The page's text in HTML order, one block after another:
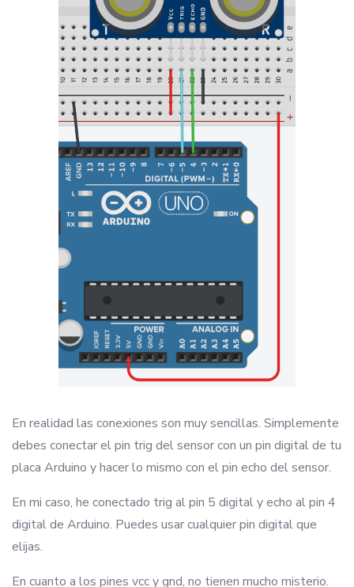
En realidad las conexiones son muy sencillas. Simplemente
debes conectar el pin trig del sensor con un pin digital de tu
placa Arduino y hacer lo mismo con el pin echo del sensor.
En mi caso, he conectado trig al pin 5 digital y echo al pin 4
digital de Arduino. Puedes usar cualquier pin digital que
elijas.
En cuanto a los pines vcc y gnd, no tienen mucho misterio.